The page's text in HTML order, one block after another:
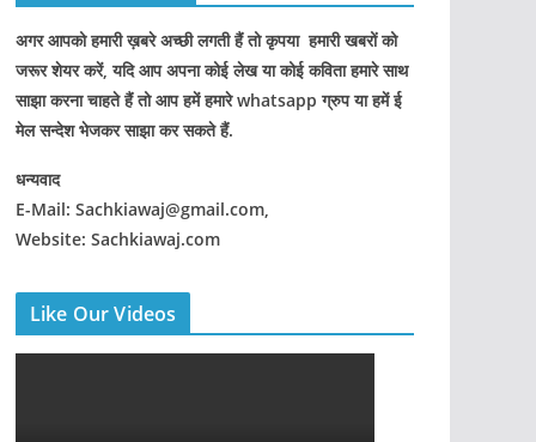
अगर आपको हमारी ख़बरे अच्छी लगती हैं तो कृपया हमारी खबरों को
जरूर शेयर करें, यदि आप अपना कोई लेख या कोई कविता हमारे साथ
साझा करना चाहते हैं तो आप हमें हमारे whatsapp ग्रुप या हमें ई
मेल सन्देश भेजकर साझा कर सकते हैं.
धन्यवाद
E-Mail: Sachkiawaj@gmail.com,
Website: Sachkiawaj.com
Like Our Videos